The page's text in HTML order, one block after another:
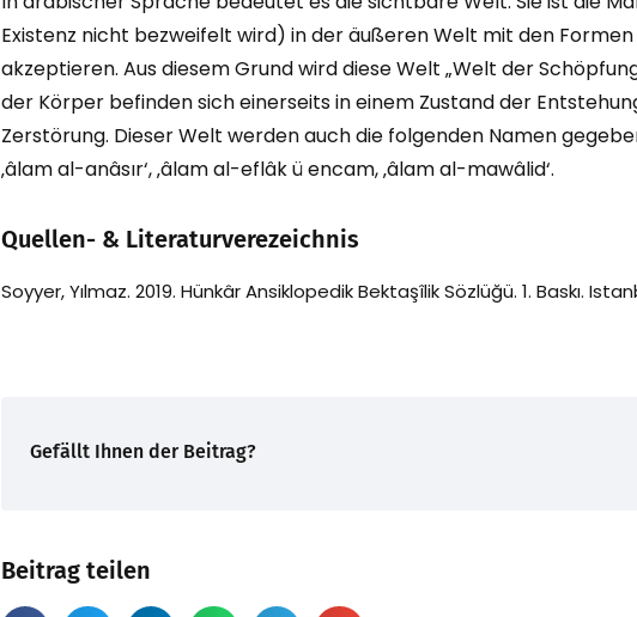
Existenz nicht bezweifelt wird) in der äußeren Welt mit den
akzeptieren. Aus diesem Grund wird diese Welt „Welt der
der Körper befinden sich einerseits in einem Zustand der
Zerstörung. Dieser Welt werden auch die folgenden Namen
‚âlam al-anâsır‘, ‚âlam al-eflâk ü encam, ‚âlam al-mawâlid‘.
Quellen- & Literaturverezeichnis
Soyyer, Yılmaz. 2019. Hünkâr Ansiklopedik Bektaşîlik Sözlüğü. 1. Baskı.
Gefällt Ihnen der Beitrag?
Beitrag teilen